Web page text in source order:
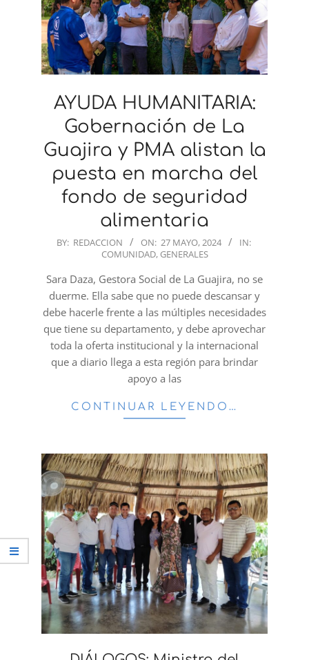
AYUDA HUMANITARIA:
Gobernación de La
Guajira y PMA alistan la
puesta en marcha del
fondo de seguridad
alimentaria
2024-
27
BY: REDACCION ON: 27 MAYO, 2024
IN:
COMUNIDAD, GENERALES
Sara Daza, Gestora Social de La Guajira, no se
duerme. Ella sabe que no puede descansar y
debe hacerle frente a las múltiples necesidades
que tiene su departamento, y debe aprovechar
toda la oferta institucional y la internacional
que a diario llega a esta región para brindar
apoyo a las
CONTINUAR LEYENDO…